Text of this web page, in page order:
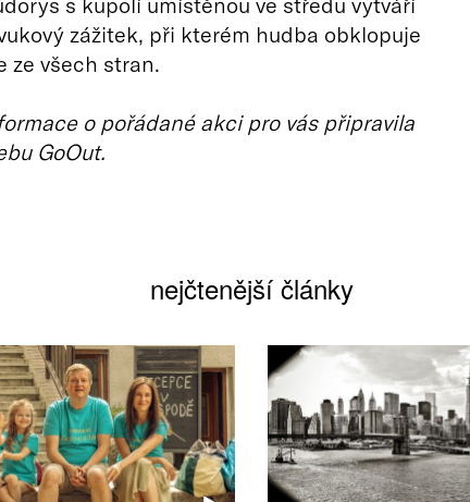
zážitek, při kterém hudba obklopuje
ze všech stran.
o pořádané akci pro vás připravila
GoOut.
nejčtenější články